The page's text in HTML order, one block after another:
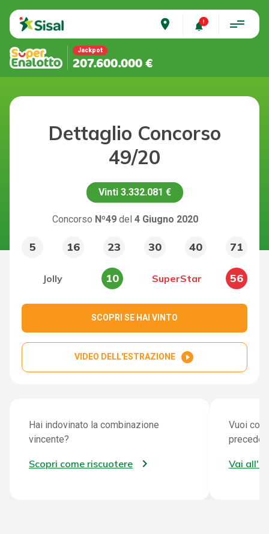
place
Jackpot
207.600.000 €
Dettaglio Concorso
49/20
Vinti 3.332.081 €
Concorso Nº49del 4 Giugno 2020
5 16 23 30 40 71
Jolly 10 SuperStar 56
SCOPRI SE HAI VINTO
VIDEO DELL'ESTRAZIONE play_circle_filled
Hai indovinato la combinazione
vincente?
Scopri come riscuotere
Vuoi
Vai